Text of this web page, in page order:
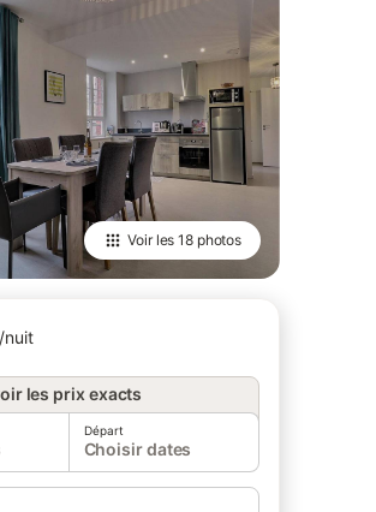
Voir les18 photos
/nuit
les prix exacts
Départ
Choisir dates